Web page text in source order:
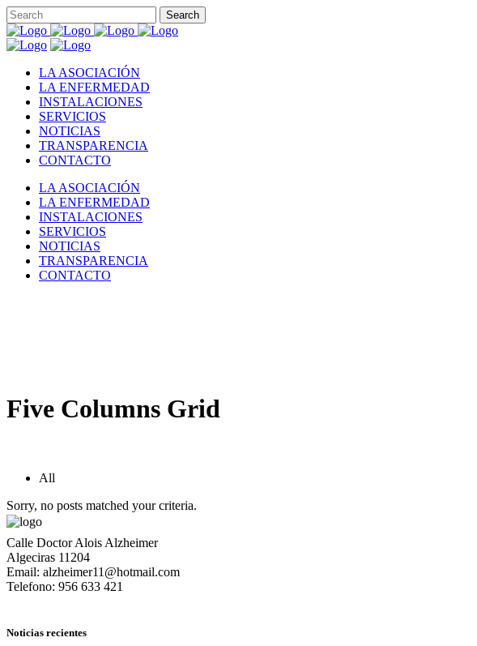
LA ASOCIACIÓN
LA ENFERMEDAD
INSTALACIONES
SERVICIOS
NOTICIAS
TRANSPARENCIA
CONTACTO
LA ASOCIACIÓN
LA ENFERMEDAD
INSTALACIONES
SERVICIOS
NOTICIAS
TRANSPARENCIA
CONTACTO
Five Columns Grid
All
Sorry, no posts matched your criteria.
Calle Doctor Alois Alzheimer
Algeciras 11204
Email: alzheimer11@hotmail.com
Telefono: 956 633 421
Noticias recientes